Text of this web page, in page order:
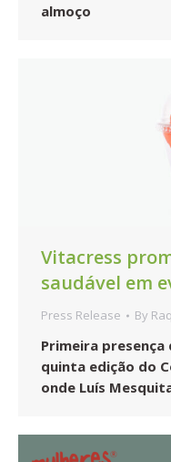
almoço
Vitacress
saudável em
Press Release By
Primeira
quinta edição do
onde Luís